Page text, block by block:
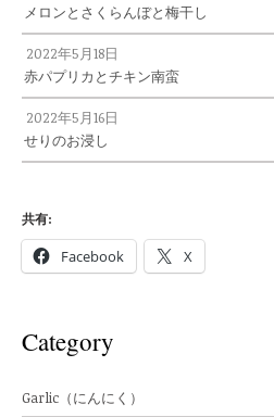
メロンとさくらんぼと梅干し
2022年5月18日
赤パプリカとチキン南蛮
2022年5月16日
せりのお浸し
共有:
Facebook X
Category
Garlic（にんにく）